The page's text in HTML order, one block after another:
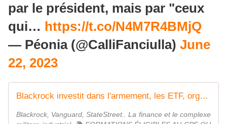
par le président, mais par "ceux
qui… https://t.co/N4M7R4BMjQ
— Péonia (@CalliFanciulla) June
22, 2023
Blackrock investit dans l'armement, les ETF, organise les pénuries énergétiques et s'offrent le marché de la reconstruction de l'Ukraine - Vouillé un peu d'Histoire
Blackrock, Vanguard, StateStreet.. La finance et le complexe